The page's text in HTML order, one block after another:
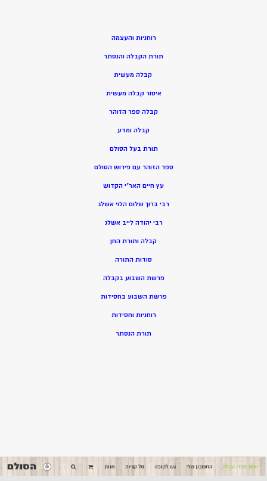
רוחניות והעצמה
תורת הקבלה והנסתר
קבלה מעשית
איסור קבלה מעשית
קבלה ספר הזוהר
קבלה ומדע
תורת בעל הסולם
ספר הזוהר עם פירוש הסולם
עץ חיים האר”י הקדוש
רבי ברוך שלום הלוי אשלג
רבי יהודה לייב אשלג
קבלה ותורת החן
סודות התורה
פרשת השבוע בקבלה
פרשת השבוע בחסידות
רוחניות וחסידות
תורת הנסתר